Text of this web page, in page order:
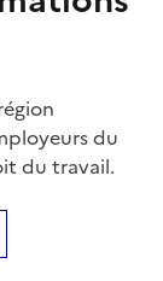
du
du travail.